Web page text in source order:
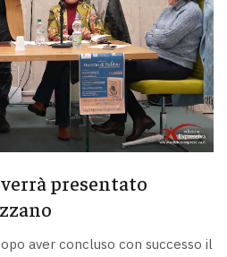
verrà presentato
aver concluso con successo il